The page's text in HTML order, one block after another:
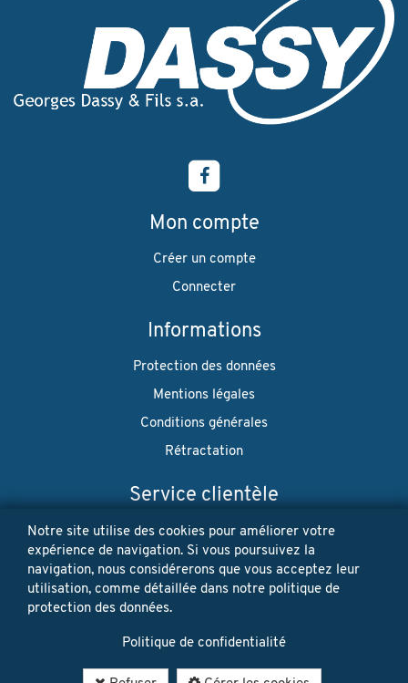
Mon compte
Créer un compte
Connecter
Informations
Protection des données
Mentions légales
Conditions générales
Rétractation
Service clientèle
Envoi
Newsletter
Restez à jour! Vos données personnelles ne seront jamais
vendues ni louées. Désinscription possible à tout moment.
Notre site utilise des cookies pour améliorer votre
expérience de navigation. Si vous poursuivez la
navigation, nous considérerons que vous acceptez leur
utilisation, comme détaillée dans notre politique de
protection des données.
Politique de confidentialité